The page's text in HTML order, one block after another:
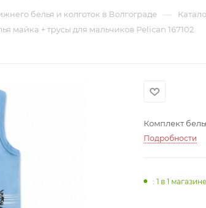
белья и колготок в Волгограде —
майка + трусы для мальчиков Pelican 167102
Комплект
Подробности
: 1 в 1 магазине